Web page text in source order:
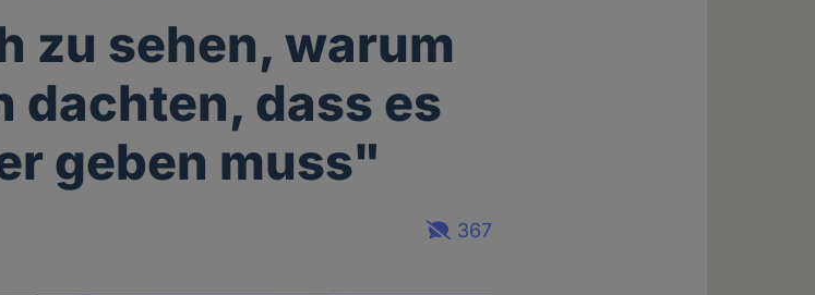
zu sehen, warum
dachten, dass es
geben muss"
367